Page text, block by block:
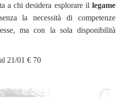
a chi desidera esplorare il legame
la necessità di competenze
ma con la sola disponibilità
21/01 € 70